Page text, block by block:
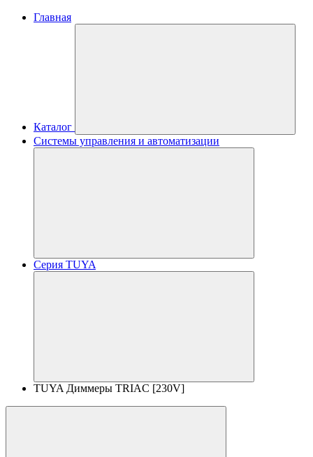
Главная
Каталог
Системы управления и автоматизации
Серия TUYA
TUYA Диммеры TRIAC [230V]